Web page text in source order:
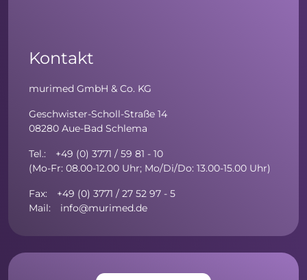
Kontakt
murimed GmbH & Co. KG
Geschwister-Scholl-Straße 14
08280 Aue-Bad Schlema
Tel.: +49 (0) 3771 / 59 81 - 10
(Mo-Fr: 08.00-12.00 Uhr; Mo/Di/Do: 13.00-15.00 Uhr)
Fax: +49 (0) 3771 / 27 52 97 - 5
Mail: info@murimed.de